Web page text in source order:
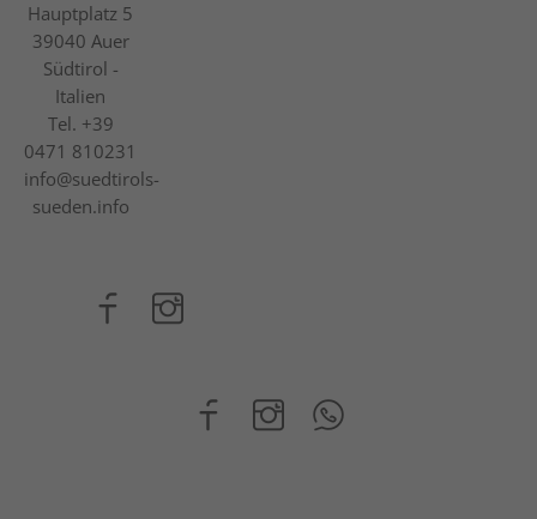
Hauptplatz 5
39040 Auer
Südtirol -
Italien
Tel. +39
0471 810231
info@suedtirols-
sueden.info